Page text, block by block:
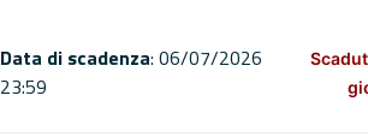
Data di scadenza: 06/07/2026
23:59